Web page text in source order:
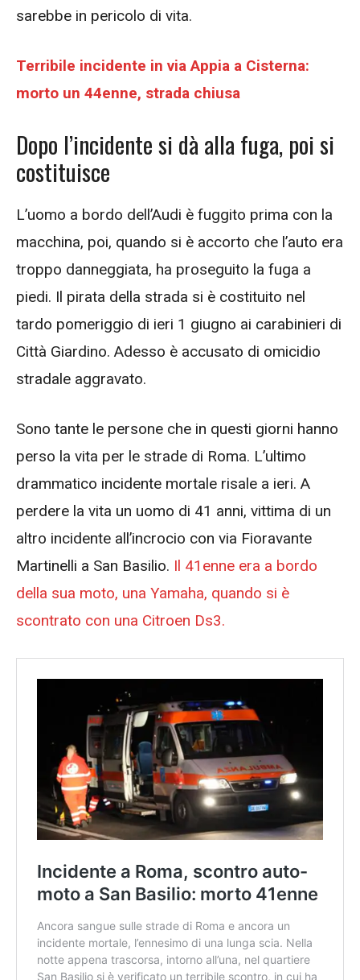
sarebbe in pericolo di vita.
Terribile incidente in via Appia a Cisterna:
morto un 44enne, strada chiusa
Dopo l’incidente si dà alla fuga, poi si
costituisce
L’uomo a bordo dell’Audi è fuggito prima con la
macchina, poi, quando si è accorto che l’auto era
troppo danneggiata, ha proseguito la fuga a
piedi. Il pirata della strada si è costituito nel
tardo pomeriggio di ieri 1 giugno ai carabinieri di
Città Giardino. Adesso è accusato di omicidio
stradale aggravato.
Sono tante le persone che in questi giorni hanno
perso la vita per le strade di Roma. L’ultimo
drammatico incidente mortale risale a ieri. A
perdere la vita un uomo di 41 anni, vittima di un
altro incidente all’incrocio con via Fioravante
Martinelli a San Basilio. Il 41enne era a bordo
della sua moto, una Yamaha, quando si è
scontrato con una Citroen Ds3.